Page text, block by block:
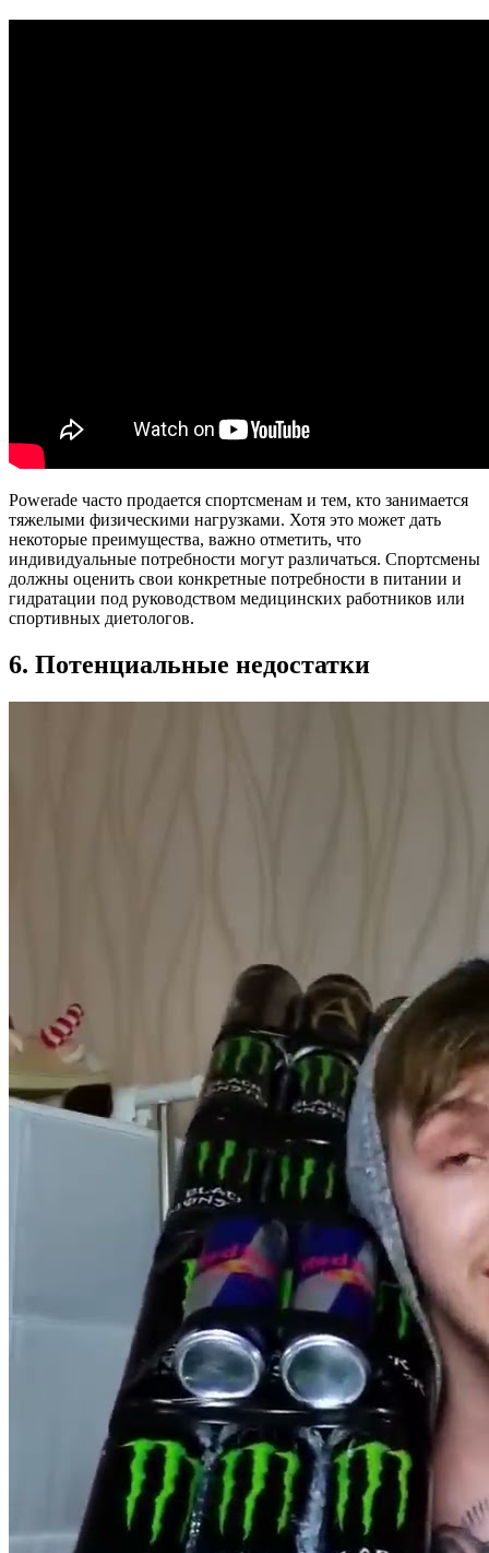
Powerade часто продается спортсменам и тем, кто занимается
тяжелыми физическими нагрузками. Хотя это может дать
некоторые преимущества, важно отметить, что
индивидуальные потребности могут различаться. Спортсмены
должны оценить свои конкретные потребности в питании и
гидратации под руководством медицинских работников или
спортивных диетологов.
6. Потенциальные недостатки